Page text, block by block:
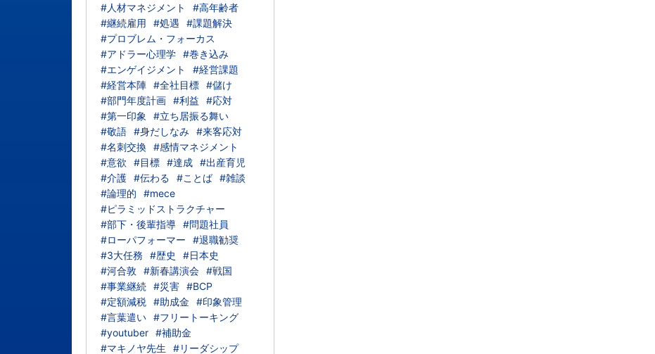
#人材マネジメント
#高年齢者
#継続雇用
#処遇
#課題解決
#プロブレム・フォーカス
#アドラー心理学 #巻き込み
#エンゲイジメント
#経営課題
#経営本陣 #全社目標 #儲け
#部門年度計画 #利益
#応対
#第一印象
#立ち居振る舞い
#敬語 #身だしなみ #来客応対
#名刺交換 #感情マネジメント
#意欲
#目標 #達成 #出産育児
#介護 #伝わる #ことば #雑談
#論理的
#mece
#ピラミッドストラクチャー
#部下・後輩指導 #問題社員
#ローパフォーマー
#退職勧奨
#3大任務
#歴史
#日本史
#河合敦
#新春講演会 #戦国
#事業継続 #災害 #BCP
#定額減税 #助成金
#印象管理
#言葉遣い #フリートーキング
#youtuber #補助金
#マキノヤ先生
#リーダシップ